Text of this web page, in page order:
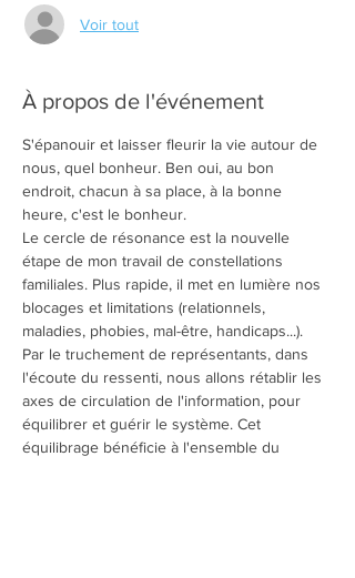
Voir tout
À propos de l'événement
S'épanouir et laisser fleurir la vie autour de
nous, quel bonheur. Ben oui, au bon
endroit, chacun à sa place, à la bonne
heure, c'est le bonheur.
Le cercle de résonance est la nouvelle
étape de mon travail de constellations
familiales. Plus rapide, il met en lumière nos
blocages et limitations (relationnels,
maladies, phobies, mal-être, handicaps...).
Par le truchement de représentants, dans
l'écoute du ressenti, nous allons rétablir les
axes de circulation de l'information, pour
équilibrer et guérir le système. Cet
équilibrage bénéficie à l'ensemble du